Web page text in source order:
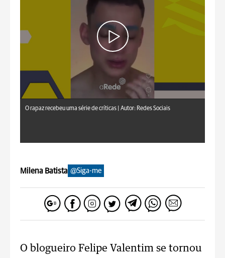
O rapaz recebeu uma série de críticas | Autor: Redes Sociais
Milena Batista @Siga-me
O blogueiro Felipe Valentim se tornou